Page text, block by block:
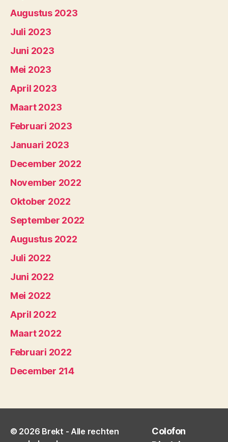
Augustus 2023
Juli 2023
Juni 2023
Mei 2023
April 2023
Maart 2023
Februari 2023
Januari 2023
December 2022
November 2022
Oktober 2022
September 2022
Augustus 2022
Juli 2022
Juni 2022
Mei 2022
April 2022
Maart 2022
Februari 2022
December 214
© 2026 Brekt - Alle rechten
Colofon